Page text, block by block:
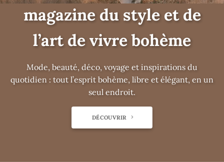
magazine du style et de
l’art de vivre bohème
Mode, beauté, déco, voyage et inspirations du
quotidien : tout l’esprit bohème, libre et élégant, en un
seul endroit.
DÉCOUVRIR